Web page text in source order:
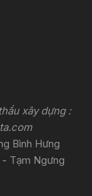
xây dựng :
Bình Hưng
- Tạm Ngưng